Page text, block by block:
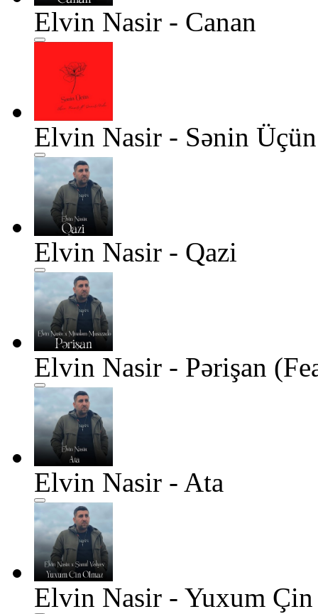
Elvin Nasir - Canan
Elvin Nasir - Sənin
Elvin Nasir - Qazi
Elvin Nasir - Pərişan
Elvin Nasir - Ata
Elvin Nasir - Yuxum